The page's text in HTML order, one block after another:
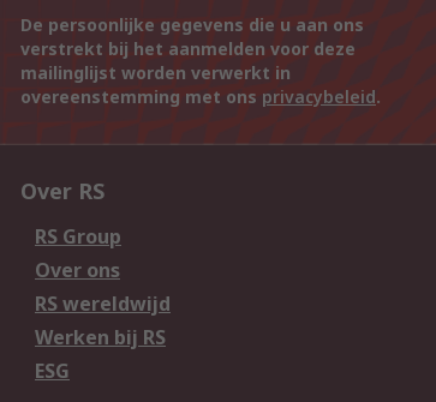
De persoonlijke gegevens die u aan ons
verstrekt bij het aanmelden voor deze
mailinglijst worden verwerkt in
overeenstemming met ons privacybeleid.
Over RS
RS Group
Over ons
RS wereldwijd
Werken bij RS
ESG